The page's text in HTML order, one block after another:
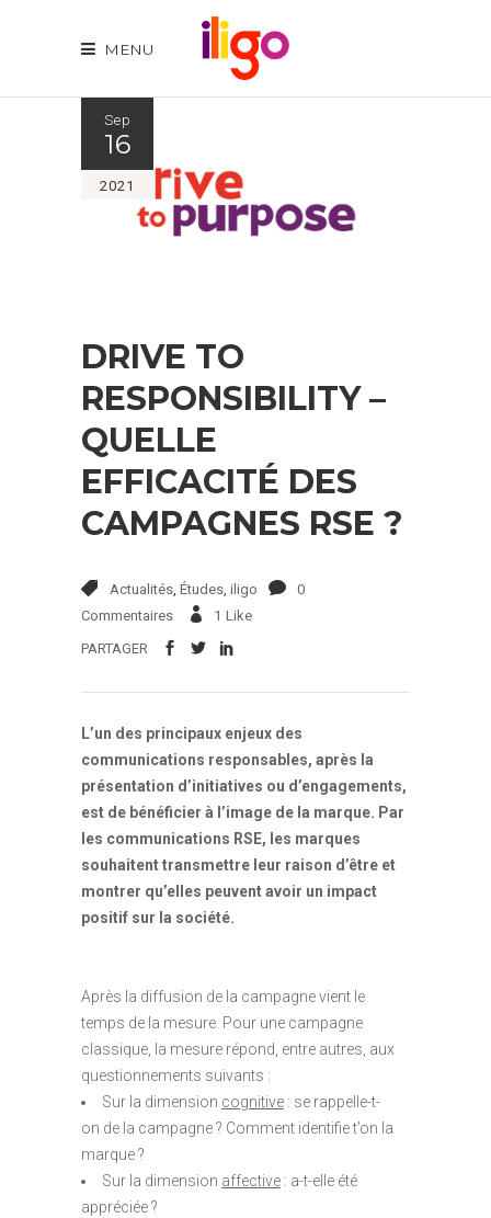
MENU
Sep
16
2021
DRIVE TO
RESPONSIBILITY –
QUELLE
EFFICACITÉ DES
CAMPAGNES RSE ?
Actualités, Études, iligo
0
Commentaires
1 Like
PARTAGER
L’un des principaux enjeux des
communications responsables, après la
présentation d’initiatives ou d’engagements,
est de bénéficier à l’image de la marque. Par
les communications RSE, les marques
souhaitent transmettre leur raison d’être et
montrer qu’elles peuvent avoir un impact
positif sur la société.
Après la diffusion de la campagne vient le
temps de la mesure. Pour une campagne
classique, la mesure répond, entre autres, aux
questionnements suivants :
Sur la dimension cognitive : se rappelle-t-
on de la campagne ? Comment identifie t’on la
marque ?
Sur la dimension affective : a-t-elle été
appréciée ?